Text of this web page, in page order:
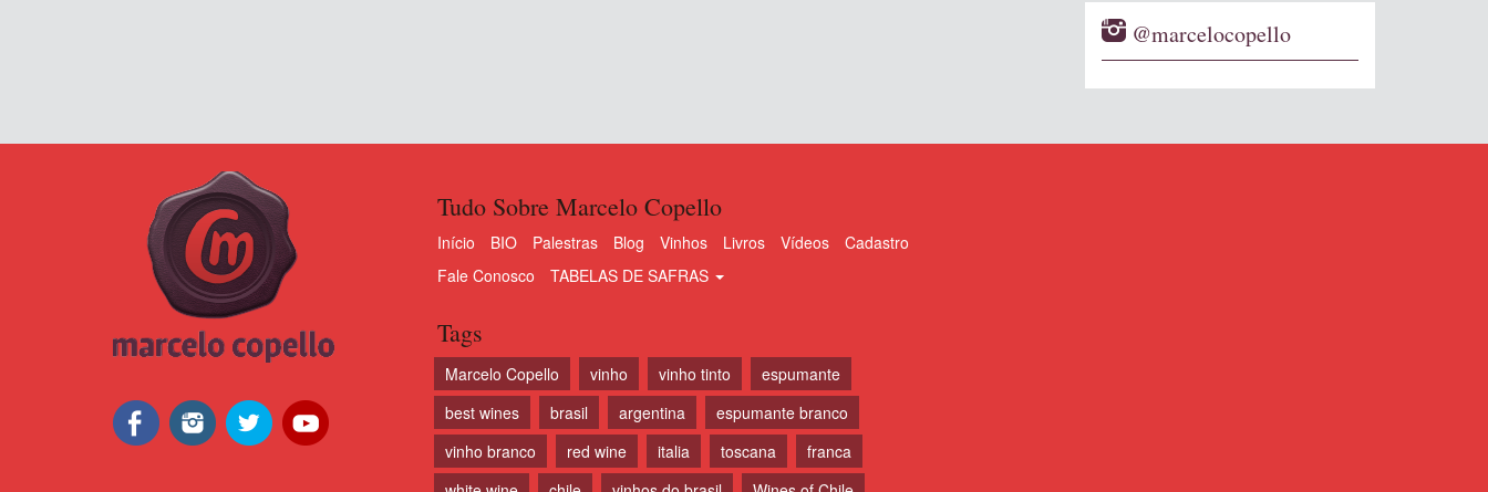
@marcelocopello
Tudo Sobre Marcelo Copello
Início BIO Palestras Blog Vinhos Livros Vídeos
Cadastro
Fale Conosco
TABELAS DE SAFRAS
Tags
Marcelo Copello vinho vinho tinto
espumante
best wines
brasil argentina
espumante branco
vinho branco
red wine italia toscana
franca